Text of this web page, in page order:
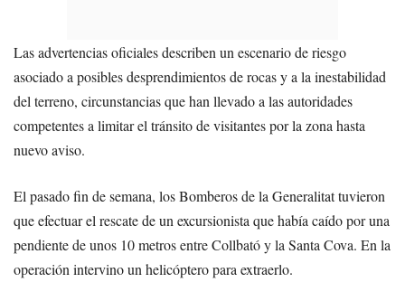
Las advertencias oficiales describen un escenario de riesgo
asociado a posibles desprendimientos de rocas y a la inestabilidad
del terreno, circunstancias que han llevado a las autoridades
competentes a limitar el tránsito de visitantes por la zona hasta
nuevo aviso.
El pasado fin de semana, los Bomberos de la Generalitat tuvieron
que efectuar el rescate de un excursionista que había caído por una
pendiente de unos 10 metros entre Collbató y la Santa Cova. En la
operación intervino un helicóptero para extraerlo.